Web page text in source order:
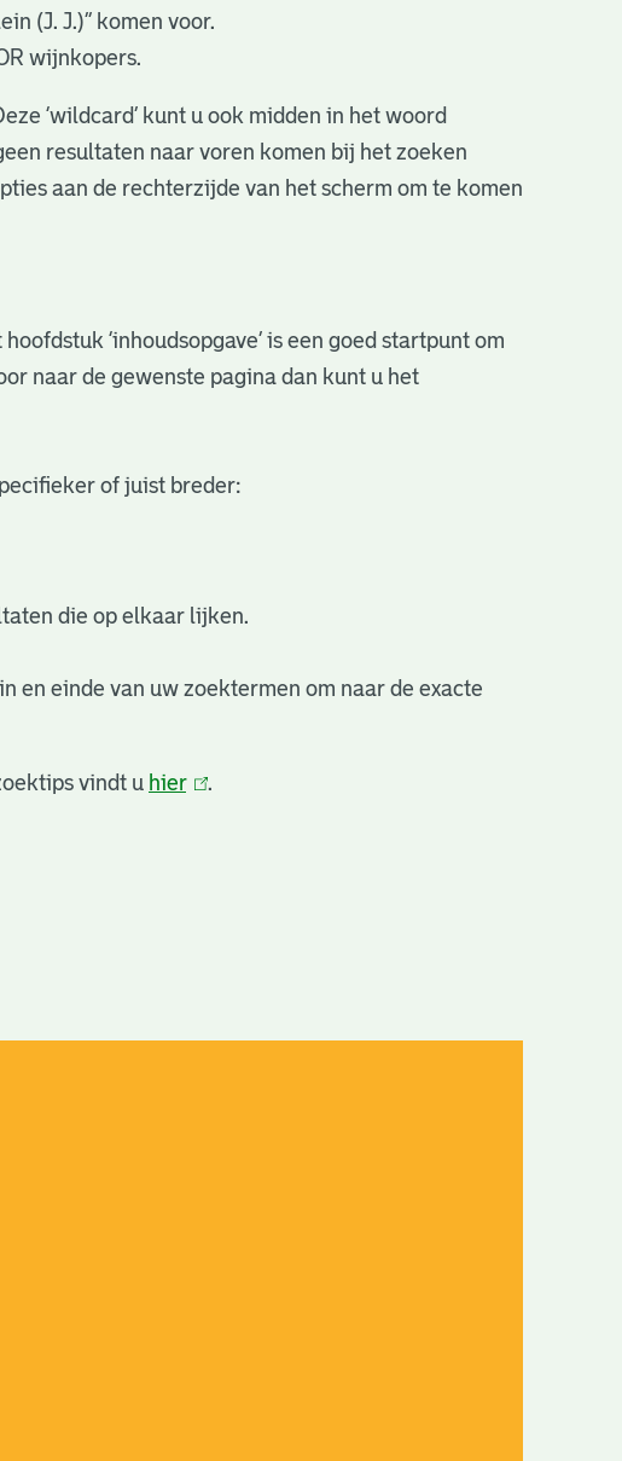
(J. J.)” komen voor.
wijnkopers.
‘wildcard’ kunt u ook midden in het woord
resultaten naar voren komen bij het zoeken
aan de rechterzijde van het scherm om te komen
‘inhoudsopgave’ is een goed startpunt om
naar de gewenste pagina dan kunt u het
of juist breder:
die op elkaar lijken.
en einde van uw zoektermen om naar de exacte
vindt u hier(link
.